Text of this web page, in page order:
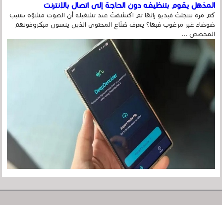
المذهل يقوم بتنظيفه دون الحاجة إلى اتصال بالإنترنت
كم مرة سجلتَ فيديو رائعًا ثم اكتشفتَ عند تشغيله أن الصوت مشوّه بسبب
ضوضاء غير مرغوب فيها؟ يعرف صُنّاع المحتوى الذين ينسون ميكروفونهم
المخصص ...